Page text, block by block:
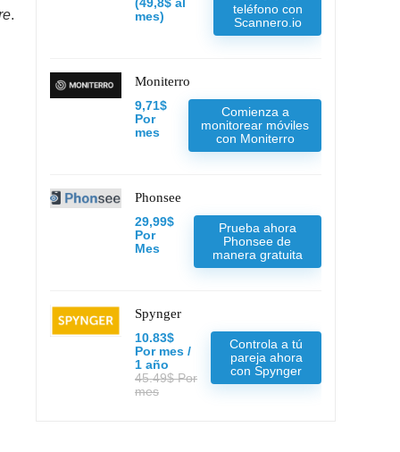
.
(49,8$ al
mes)
teléfono con
Scannero.io
Moniterro
9,71$
Por
mes
Comienza a
monitorear móviles
con Moniterro
Phonsee
29,99$
Por
Mes
Prueba ahora
Phonsee de
manera gratuita
Spynger
10.83$
Por mes /
1 año
45.49$ Por
mes
Controla a tú
pareja ahora
con Spynger